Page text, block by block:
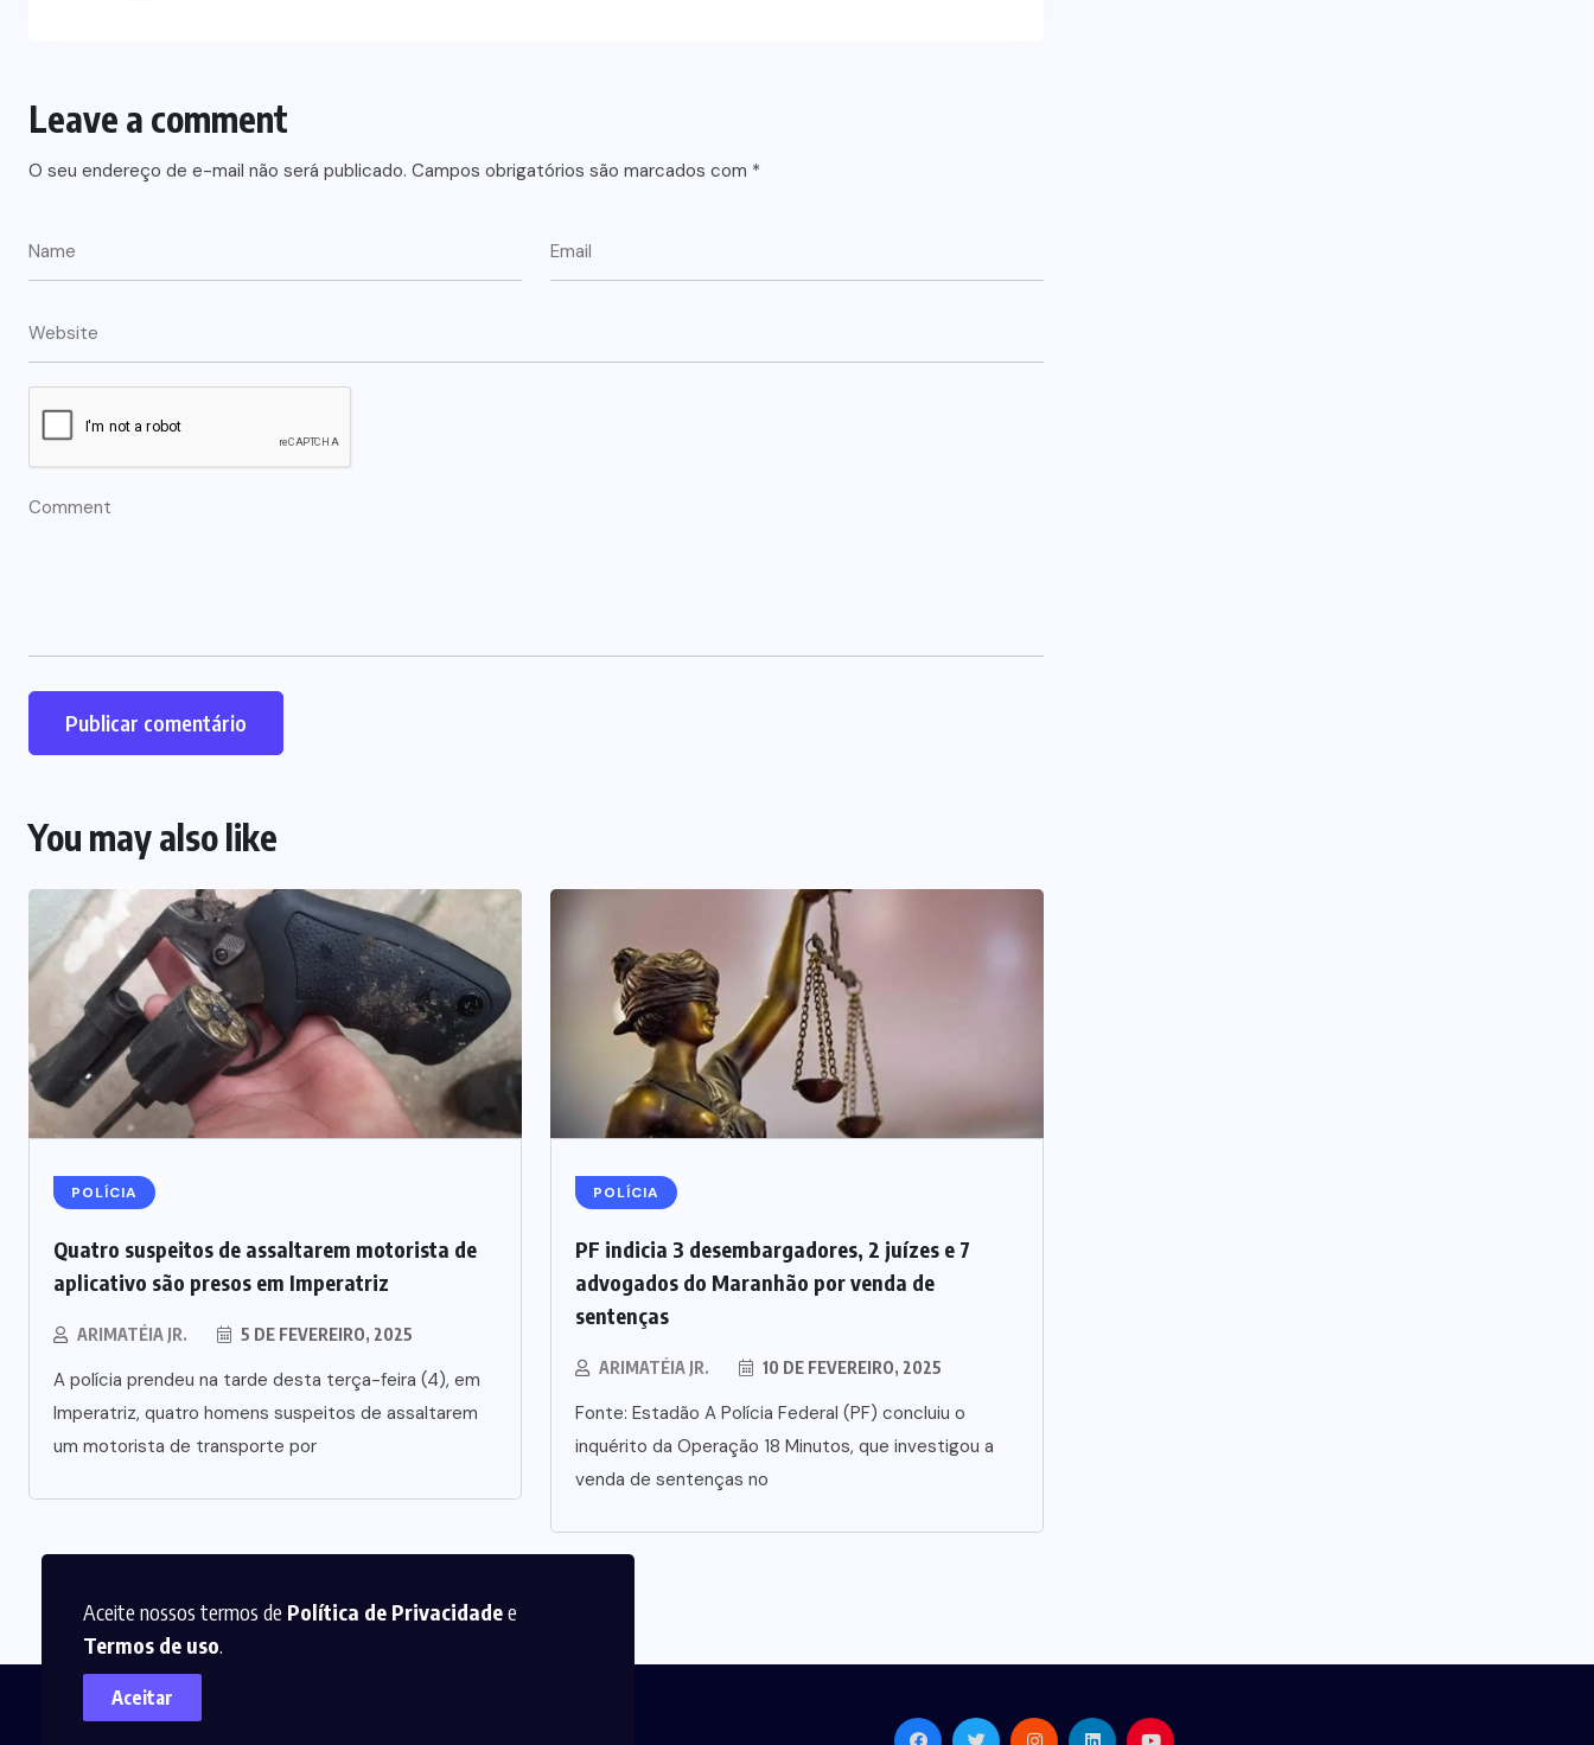
Aceite nossos termos de Política de Privacidadee
Termos de uso.
Aceitar
Leave a comment
O seu endereço de e-mail não será publicado. Campos obrigatórios são marcados com *
You may also like
POLÍCIA
Quatro suspeitos de assaltarem motorista de
aplicativo são presos em Imperatriz
ARIMATÉIA JR. 5 DE FEVEREIRO, 2025
A polícia prendeu na tarde desta terça-feira (4), em
Imperatriz, quatro homens suspeitos de assaltarem
um motorista de transporte por
POLÍCIA
PF indicia 3 desembargadores, 2 juízes e 7
advogados do Maranhão por venda de
sentenças
ARIMATÉIA JR. 10 DE FEVEREIRO, 2025
Fonte: Estadão A Polícia Federal (PF) concluiu o
inquérito da Operação 18 Minutos, que investigou a
venda de sentenças no